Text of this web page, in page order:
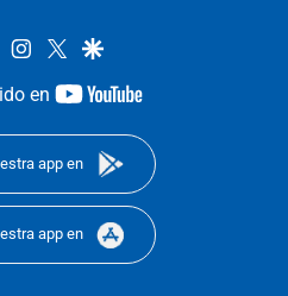
facebookinstagram
twittergoogle
en
youtube-
app en
app en